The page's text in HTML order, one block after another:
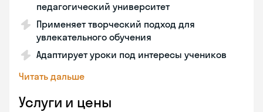
педагогический университет
Применяет творческий подход для
увлекательного обучения
Адаптирует уроки под интересы учеников
Читать дальше
Услуги и цены